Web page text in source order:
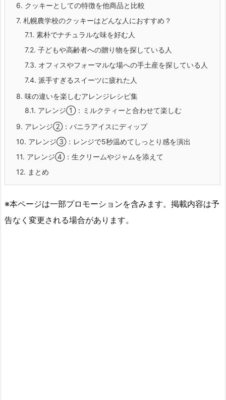
6. クッキーとしての特徴を他商品と比較
7. 札幌農学校のクッキーはどんな人におすすめ？
7.1. 素朴でナチュラルな味を好む人
7.2. 子どもや高齢者への贈り物を探している人
7.3. オフィスやフォーマルな場への手土産を探している人
7.4. 派手すぎるスイーツに疲れた人
8. 味の違いを楽しむアレンジレシピ集
8.1. アレンジ①：ミルクティーと合わせて楽しむ
9. アレンジ②：バニラアイスにディップ
10. アレンジ③：レンジで5秒温めてしっとり感を演出
11. アレンジ④：生クリームやジャムを添えて
12. まとめ
※本ページは一部プロモーションを含みます。掲載内容は予
告なく変更される場合があります。